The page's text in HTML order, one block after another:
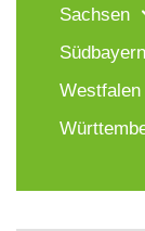
Sachsen
Südbayern
Westfalen